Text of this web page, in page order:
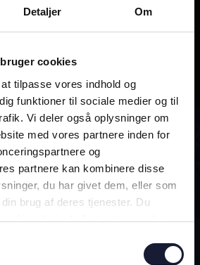
Detaljer Om
cookies
tilpasse vores indhold og
funktioner til sociale medier og til
Vi deler også oplysninger om
med vores partnere inden for
og
partnere kan kombinere disse
du har givet dem, eller som
brug af deres tjenester. Du
hvis du fortsætter med at
MED!
OFFICIELLE AGF-APP